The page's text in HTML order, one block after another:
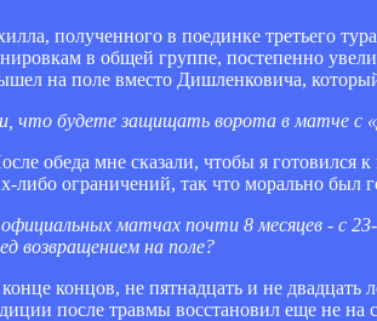
полученного в поединке третьего
в общей группе, постепенно
на поле вместо Дишленковича,
что будете защищать ворота в матче с
обеда мне сказали, чтобы я
либо ограничений, так что морально был
матчах почти 8 месяцев - с
возвращением на поле?
концов, не пятнадцать и не
после травмы восстановил еще не